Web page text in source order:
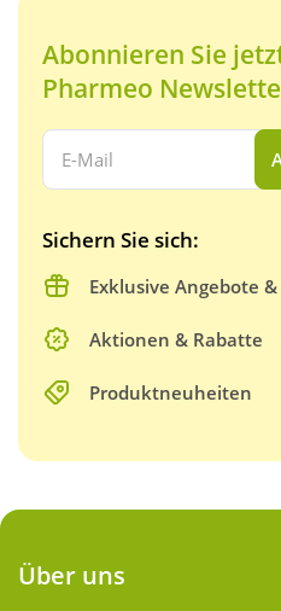
Abonnieren Sie
Pharmeo
Ihre E-Mail Adresse:
Sichern Sie sich:
Exklusive Angebote
Aktionen & Rabatte
Produktneuheiten
Über uns